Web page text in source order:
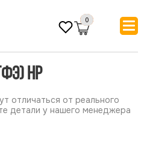
0
НР
отличаться от реального
детали у нашего менеджера